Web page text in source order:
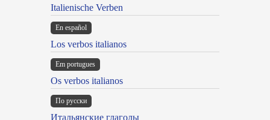
Italienische Verben
En español
Los verbos italianos
Em portugues
Os verbos italianos
По русски
Итальянские глаголы